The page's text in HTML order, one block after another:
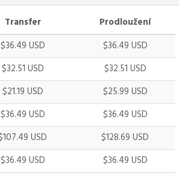
Transfer
Prodloužení
$36.49 USD
$36.49 USD
$32.51 USD
$32.51 USD
$21.19 USD
$25.99 USD
$36.49 USD
$36.49 USD
USD
$128.69 USD
$36.49 USD
$36.49 USD